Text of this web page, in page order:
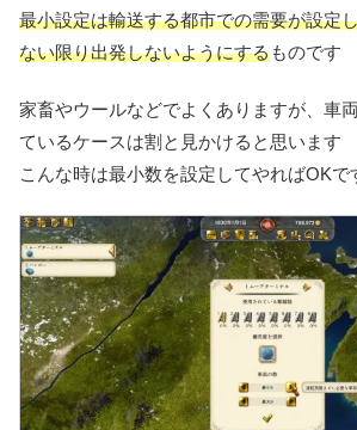
最小設定は輸送する都市での需要が設定
ない限り出発しないようにするものです
家畜やウールなどでよくありますが、車
ているケースは割と見かけると思います
こんな時は最小数を設定してやればOKで